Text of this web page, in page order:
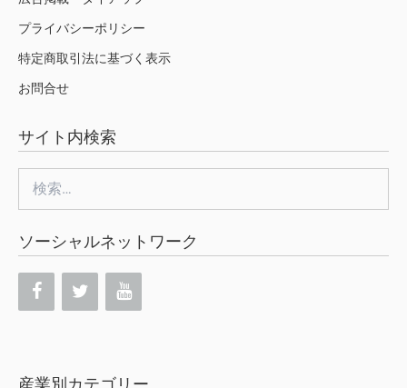
プライバシーポリシー
特定商取引法に基づく表示
お問合せ
サイト内検索
索:
ソーシャルネットワーク